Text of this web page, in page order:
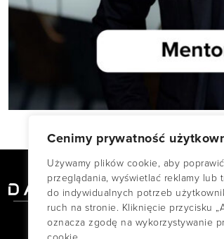
Cenimy prywatność
Używamy plików cookie, aby
przeglądania, wyświetlać reklamy lub
do indywidualnych potrzeb
ruch na stronie. Kliknięcie przycisku
oznacza zgodę na wykorzystywanie